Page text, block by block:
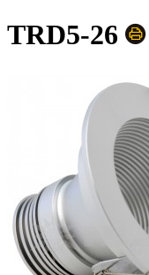
TRD5-26